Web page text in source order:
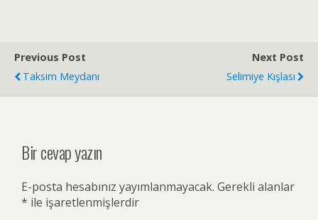
Previous Post
Taksim Meydanı
Next Post
Selimiye Kışlası
Bir cevap yazın
E-posta hesabınız yayımlanmayacak. Gerekli alanlar
* ile işaretlenmişlerdir